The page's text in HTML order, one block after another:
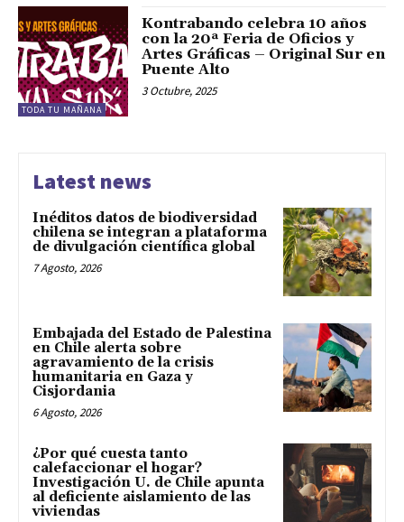
TODA TU MAÑANA
Kontrabando celebra 10 años
con la 20ª Feria de Oficios y
Artes Gráficas – Original Sur en
Puente Alto
3 Octubre, 2025
Latest news
Inéditos datos de biodiversidad
chilena se integran a plataforma
de divulgación científica global
7 Agosto, 2026
Embajada del Estado de Palestina
en Chile alerta sobre
agravamiento de la crisis
humanitaria en Gaza y
Cisjordania
6 Agosto, 2026
¿Por qué cuesta tanto
calefaccionar el hogar?
Investigación U. de Chile apunta
al deficiente aislamiento de las
viviendas